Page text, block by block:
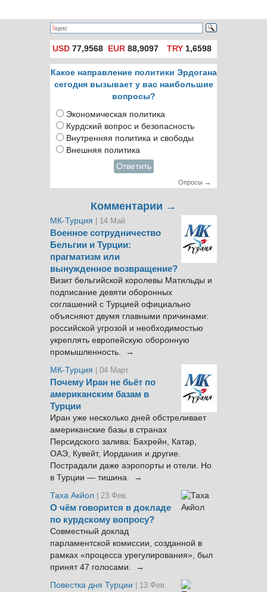
USD 77,9568 EUR 88,9097 TRY1,6598
Какое направление политики Эрдогана
сегодня вызывает у вас наибольшие
вопросы?
Экономическая политика
Курдский вопрос и безопасность
Внутренняя политика и свободы
Внешняя политика
Ответить
Опросы →
Комментарии →
МК-Турция | 14 Май
Военное сотрудничество
Бельгии и Турции:
прагматизм или
вынужденное возвращение?
Визит бельгийской королевы Матильды и
подписание девяти оборонных
соглашений с Турцией официально
объясняют двумя главными причинами:
российской угрозой и необходимостью
укреплять европейскую оборонную
промышленность. →
МК-Турция
| 04 Март
Почему Иран не бьёт по
американским базам в
Турции
Иран уже несколько дней обстреливает
американские базы в странах
Персидского залива: Бахрейн, Катар,
ОАЭ, Кувейт, Иордания и другие.
Пострадали даже аэропорты и отели. Но
в Турции — тишина. →
Таха Акйол | 23 Фев.
О чём говорится в докладе
по курдскому вопросу?
Совместный доклад
парламентской комиссии, созданной в
рамках «процесса урегулирования», был
принят 47 голосами. →
Повестка дня Турции
| 13 Фев.